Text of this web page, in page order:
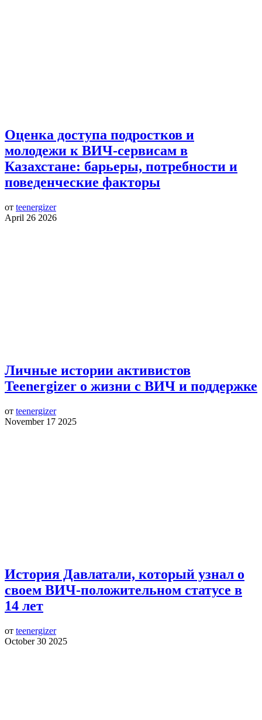
Оценка доступа подростков и
молодежи к ВИЧ-сервисам в
Казахстане: барьеры, потребности и
поведенческие факторы
от teenergizer
April 26 2026
Личные истории активистов
Teenergizer о жизни с ВИЧ и поддержке
от teenergizer
November 17 2025
История Давлатали, который узнал о
своем ВИЧ-положительном статусе в
14 лет
от teenergizer
October 30 2025